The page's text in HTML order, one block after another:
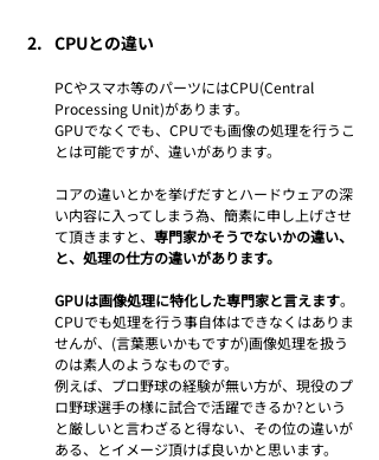
CPUとの違い
PCやスマホ等のパーツにはCPU(Central
Processing Unit)があります。
GPUでなくでも、CPUでも画像の処理を行うこ
とは可能ですが、違いがあります。
コアの違いとかを挙げだすとハードウェアの深
い内容に入ってしまう為、簡素に申し上げさせ
て頂きますと、 専門家かそうでないかの違い、
と、処理の仕方の違いがあります。
GPUは画像処理に特化した専門家と言えます。
CPUでも処理を行う事自体はできなくはありま
せんが、(言葉悪いかもですが)画像処理を扱う
のは素人のようなものです。
例えば、プロ野球の経験が無い方が、現役のプ
ロ野球選手の様に試合で活躍できるか?という
と厳しいと言わざると得ない、その位の違いが
ある、とイメージ頂けば良いかと思います。